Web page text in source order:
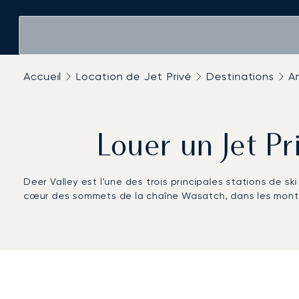
Accueil Location de Jet Privé Destinations
Louer un Jet
Deer Valley est l'une des trois principales stations de
cœur des sommets de la chaîne Wasatch, dans les